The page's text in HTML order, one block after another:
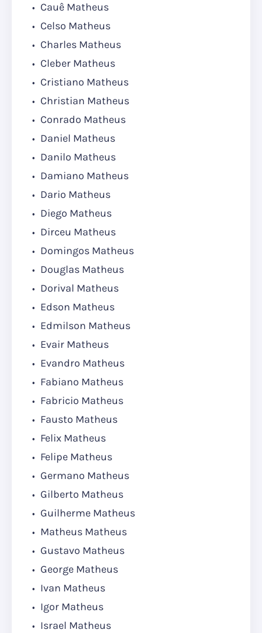
Cauê Matheus
Celso Matheus
Charles Matheus
Cleber Matheus
Cristiano Matheus
Christian Matheus
Conrado Matheus
Daniel Matheus
Danilo Matheus
Damiano Matheus
Dario Matheus
Diego Matheus
Dirceu Matheus
Domingos Matheus
Douglas Matheus
Dorival Matheus
Edson Matheus
Edmilson Matheus
Evair Matheus
Evandro Matheus
Fabiano Matheus
Fabricio Matheus
Fausto Matheus
Felix Matheus
Felipe Matheus
Germano Matheus
Gilberto Matheus
Guilherme Matheus
Matheus Matheus
Gustavo Matheus
George Matheus
Ivan Matheus
Igor Matheus
Israel Matheus